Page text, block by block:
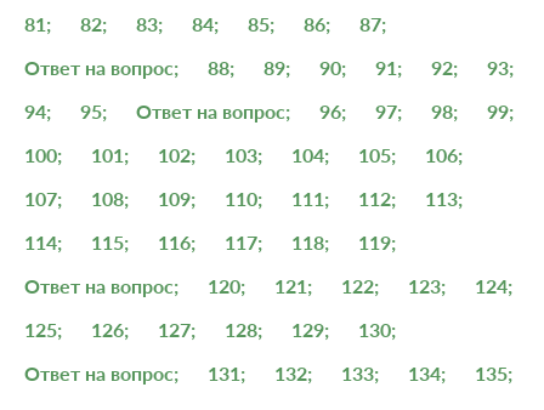
81;
82; 83; 84; 85; 86;
87;
Ответ на вопрос;
88; 89; 90; 91; 92;
93;
94;
95; Ответ на вопрос; 96; 97; 98;
99;
100;
101; 102; 103; 104; 105;
106;
107;
108; 109; 110; 111; 112;
113;
114;
115; 116; 117; 118;
119;
Ответ на вопрос;
120; 121; 122; 123;
124;
125;
126; 127; 128; 129;
130;
Ответ на вопрос;
131; 132; 133; 134;
135;